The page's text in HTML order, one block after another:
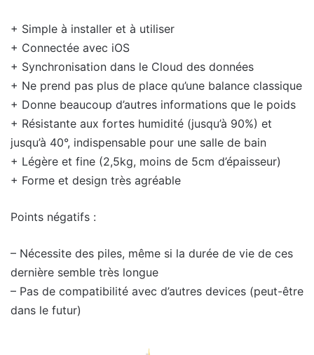
+ Simple à installer et à utiliser
+ Connectée avec iOS
+ Synchronisation dans le Cloud des données
+ Ne prend pas plus de place qu’une balance classique
+ Donne beaucoup d’autres informations que le poids
+ Résistante aux fortes humidité (jusqu’à 90%) et
jusqu’à 40°, indispensable pour une salle de bain
+ Légère et fine (2,5kg, moins de 5cm d’épaisseur)
+ Forme et design très agréable
Points négatifs :
– Nécessite des piles, même si la durée de vie de ces
dernière semble très longue
– Pas de compatibilité avec d’autres devices (peut-être
dans le futur)